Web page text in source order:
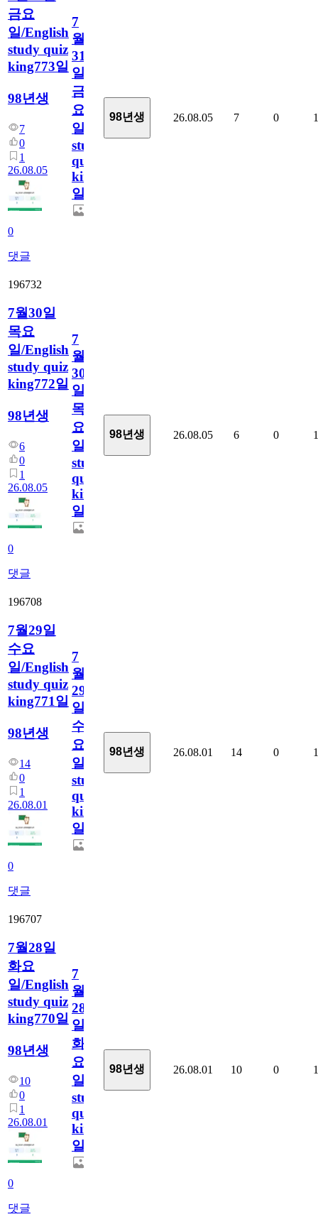
금요
일/English
study quiz
king773일
98년생
7
0
1
26.08.05
0
댓글
7
월
31
일
금
요
일/English
study
quiz
king773
일
98년생 26.08.05 7 0 1
196732
7월30일
목요
일/English
study quiz
king772일
98년생
6
0
1
26.08.05
0
댓글
7
월
30
일
목
요
일/English
study
quiz
king772
일
98년생 26.08.05 6 0 1
196708
7월29일
수요
일/English
study quiz
king771일
98년생
14
0
1
26.08.01
0
댓글
7
월
29
일
수
요
일/English
study
quiz
king771
일
98년생 26.08.01 14 0 1
196707
7월28일
화요
일/English
study quiz
king770일
98년생
10
0
1
26.08.01
0
댓글
7
월
28
일
화
요
일/English
study
quiz
king770
일
98년생 26.08.01 10 0 1